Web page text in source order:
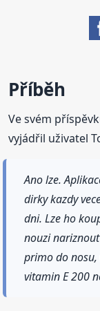
Příběh
Ve svém
vyjádřil uživatel
Ano lze.
dirky kazdy
dni. Lze ho
nouzi
primo do nosu,
vitamin E 200